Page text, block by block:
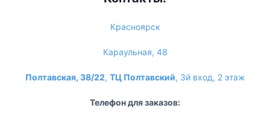
Красноярск
Караульная, 48
Полтавская, 38/22, ТЦ Полтавский, 3й вход, 2 этаж
Телефон для заказов: